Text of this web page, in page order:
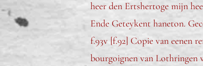
heer den Ertshertoge mijn
Ende Geteykent haneton.
f.93v [f.92] Copie van eenen
bourgoignen van Lothringen